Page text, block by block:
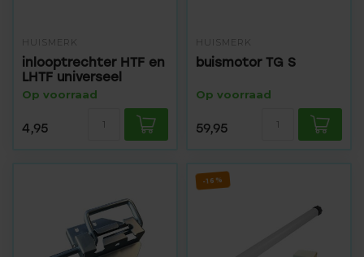
HUISMERK
inlooptrechter HTF en
LHTF universeel
Op voorraad
4,95
HUISMERK
buismotor TG S
Op voorraad
59,95
-16%